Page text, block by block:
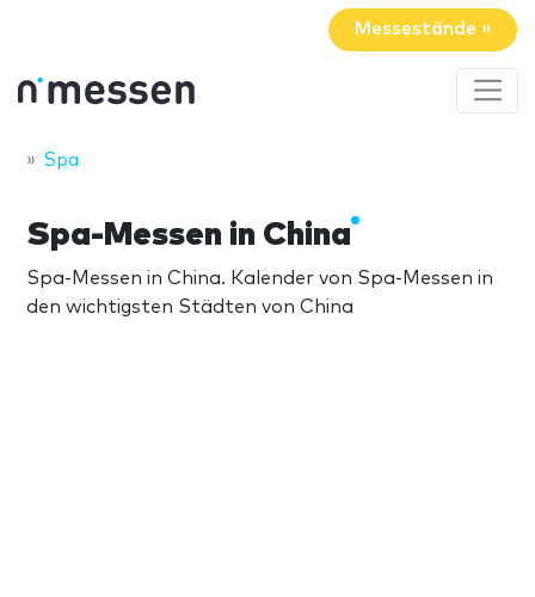
Messestände »
Spa
Spa-Messen in China
Spa-Messen in China. Kalender von Spa-Messen in
den wichtigsten Städten von China